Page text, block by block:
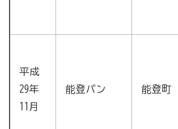
平成
29年
11月
能登パン 能登町